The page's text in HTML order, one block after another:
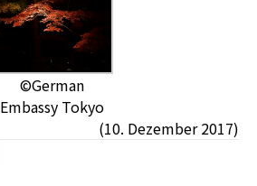
©German
Embassy Tokyo
(10. Dezember 2017)